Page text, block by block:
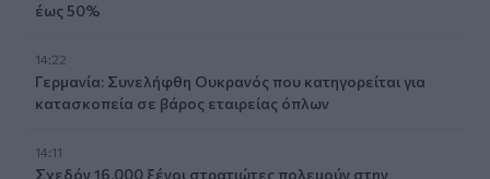
έως 50%
14:22
Γερμανία: Συνελήφθη Ουκρανός που κατηγορείται για
κατασκοπεία σε βάρος εταιρείας όπλων
14:11
Σχεδόν 16.000 ξένοι στρατιώτες πολεμούν στην